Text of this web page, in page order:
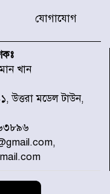
আঞ্চলিক পাসপোর্ট
দালাল চক্রের ১৩ জন
মেয়াদে সাজা প্রদান
ওমানের সঙ্গে চুক্তি
ইরান
যোগাযোগ
খান
উত্তরা মডেল টাউন,